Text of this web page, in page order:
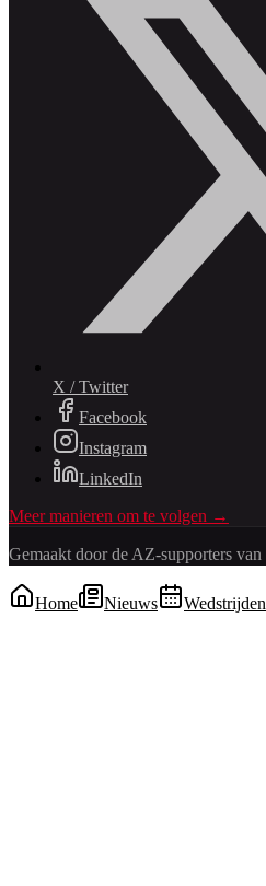
X / Twitter
Facebook
Instagram
LinkedIn
Meer manieren om te volgen →
Gemaakt door de AZ-supporters van
Home Nieuws Wedstrijden